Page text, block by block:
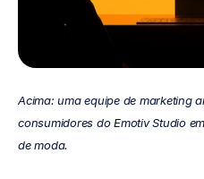
Acima: uma equipe de marketing
consumidores do Emotiv Studio
de moda.